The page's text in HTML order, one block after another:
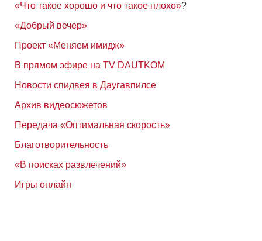
«Что такое хорошо и что такое плохо»?
«Добрый вечер»
Проект «Меняем имидж»
В прямом эфире на TV DAUTKOM
Новости спидвея в Даугавпилсе
Архив видеосюжетов
Передача «Оптимальная скорость»
Благотворительность
«В поисках развлечений»
Игры онлайн